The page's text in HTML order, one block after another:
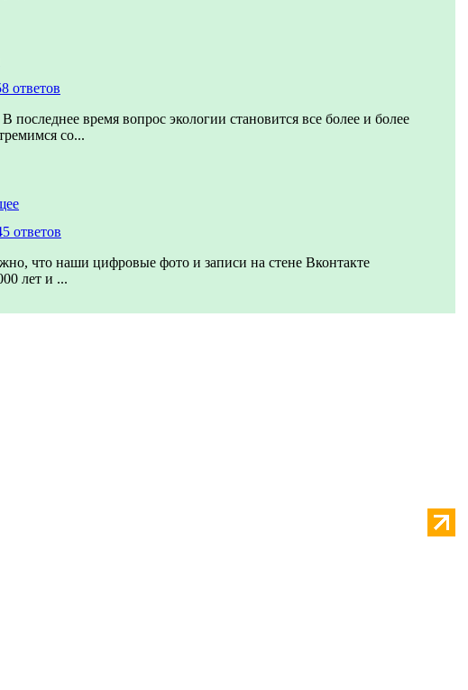
ответов
последнее время вопрос экологии становится все более и более
со...
ответов
что наши цифровые фото и записи на стене Вконтакте
лет и ...